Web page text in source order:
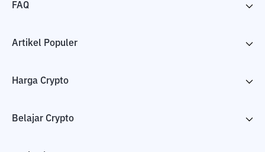
FAQ
Artikel Populer
Harga Crypto
Belajar Crypto